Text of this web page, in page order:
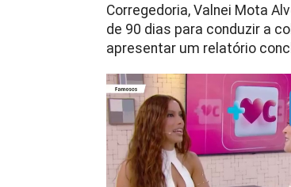
Corregedoria, Valnei Mota
de 90 dias para conduzir a
apresentar um relatório